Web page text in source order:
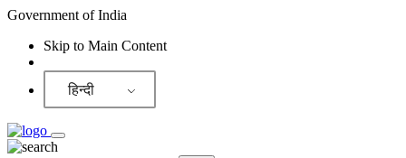
Government of India
Skip to Main Content
हिन्दी